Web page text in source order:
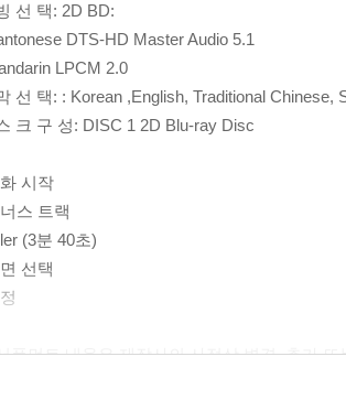
선 택: 2D BD:
DTS-HD Master Audio 5.1
LPCM 2.0
선 택: : Korean ,English, Traditional Chinese,
크 구 성: DISC 1 2D Blu-ray Disc
시작
스 트랙
(3분 40초)
선택
플먼트 내용은 제작사의 사정상 변경, 추가 또